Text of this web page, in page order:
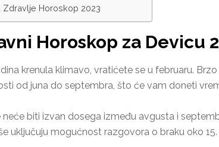
Zdravlje Horoskop 2023
Horoskop za Devicu
krenula klimavo, vratićete se u februaru.
od juna do septembra, što će vam doneti
neće biti izvan dosega između avgusta i
uključuju mogućnost razgovora o braku oko